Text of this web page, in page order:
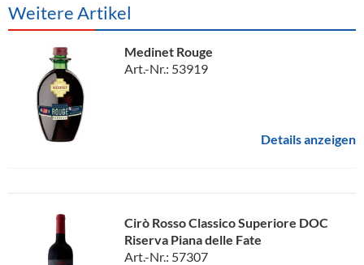
Weitere Artikel
Medinet Rouge
Art.-Nr.: 53919
Details anzeigen
Cirò Rosso Classico Superiore DOC
Riserva Piana delle Fate
Art.-Nr.: 57307